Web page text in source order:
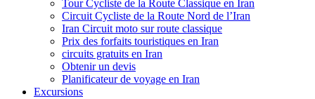
Tour Cycliste de la Route Classique en Iran
Circuit Cycliste de la Route Nord de l’Iran
Iran Circuit moto sur route classique
Prix des forfaits touristiques en Iran
circuits gratuits en Iran
Obtenir un devis
Planificateur de voyage en Iran
Excursions